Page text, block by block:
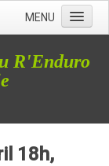
MENU
R'Enduro
18h,